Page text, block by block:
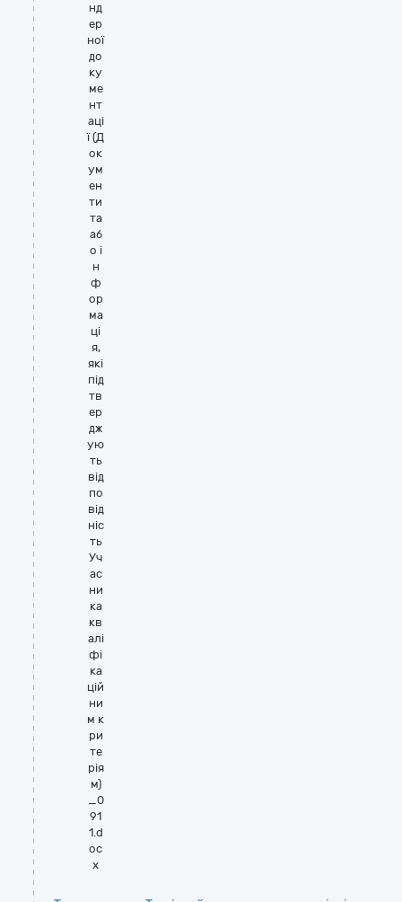
нд
ер
ної
до
ку
ме
нт
аці
ї (Д
ок
ум
ен
ти
та
аб
о і
н
ф
ор
ма
ці
я,
які
під
тв
ер
дж
ую
ть
від
по
від
ніс
ть
Уч
ас
ни
ка
кв
алі
фі
ка
цій
ни
м к
ри
те
рія
м)
_0
91
1.d
oc
x